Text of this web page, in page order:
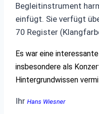
Begleitinstrument
einfügt. Sie verfügt
70 Register
Es war eine
insbesondere als
Hintergrundwissen
Ihr Hans Wiesner